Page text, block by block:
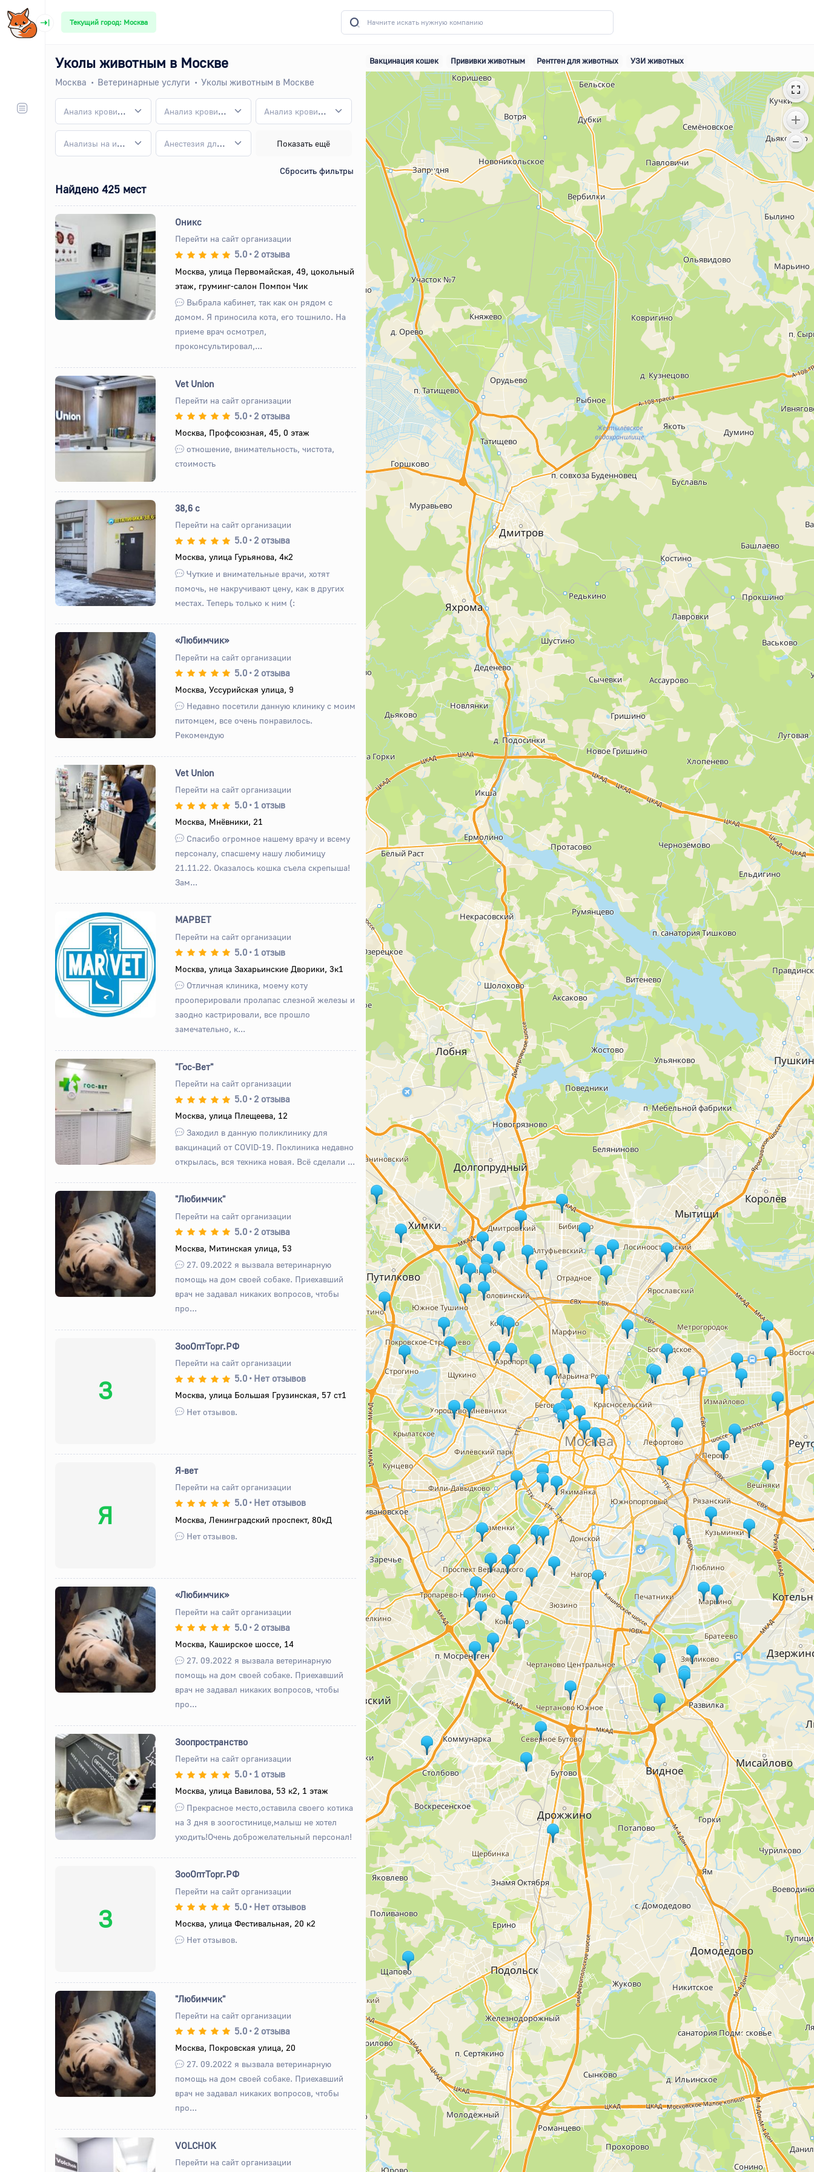
Текущий город: Москва
Уколы животным в Москве
Москва Ветеринарные услуги Уколы животным в Москве
Анализ крови животным Анализ крови у кошек Анализ крови у собак
Анализы на инфекционные заболевания у животных Анестезия для животных Показать ещё
Сбросить фильтры
Найдено 425 мест
Назад Вперед
Оникс
Перейти на сайт организации
5.0 • 2 отзыва
Москва, улица Первомайская, 49, цокольный
этаж, груминг-салон Помпон Чик
Выбрала кабинет, так как он рядом с
домом. Я приносила кота, его тошнило. На
приеме врач осмотрел,
проконсультировал,...
Назад
Vet Union
Перейти на сайт организации
5.0 • 2 отзыва
Москва, Профсоюзная, 45, 0 этаж
отношение, внимательность, чистота,
стоимость
Назад Вперед
38,6 с
Перейти на сайт организации
5.0 • 2 отзыва
Москва, улица Гурьянова, 4к2
Чуткие и внимательные врачи, хотят
помочь, не накручивают цену, как в других
местах. Теперь только к ним (:
Назад Вперед
«Любимчик»
Перейти на сайт организации
5.0 • 2 отзыва
Москва, Уссурийская улица, 9
Недавно посетили данную клинику с моим
питомцем, все очень понравилось.
Рекомендую
Назад Вперед
Vet Union
Перейти на сайт организации
5.0 • 1 отзыв
Москва, Мнёвники, 21
Спасибо огромное нашему врачу и всему
персоналу, спасшему нашу любимицу
21.11.22. Оказалось кошка съела скрепыша!
Зам...
Назад Вперед
МАРВЕТ
Перейти на сайт организации
5.0 • 1 отзыв
Москва, улица Захарьинские Дворики, 3к1
Отличная клиника, моему коту
прооперировали пролапас слезной железы и
заодно кастрировали, все прошло
замечательно, к...
Назад Вперед
"Гос-Вет"
Перейти на сайт организации
5.0 • 2 отзыва
Москва, улица Плещеева, 12
Заходил в данную поликлинику для
вакцинаций от COVID-19. Поклиника недавно
открылась, вся техника новая. Всё сделали ...
Назад Вперед
"Любимчик"
Перейти на сайт организации
5.0 • 2 отзыва
Москва, Митинская улица, 53
27. 09.2022 я вызвала ветеринарную
помощь на дом своей собаке. Приехавший
врач не задавал никаких вопросов, чтобы
про...
З
ЗооОптТорг.РФ
Перейти на сайт организации
5.0 • Нет отзывов
Москва, улица Большая Грузинская, 57 ст1
Нет отзывов.
Я
Я-вет
Перейти на сайт организации
5.0 • Нет отзывов
Москва, Ленинградский проспект, 80кД
Нет отзывов.
Назад Вперед
«Любимчик»
Перейти на сайт организации
5.0 • 2 отзыва
Москва, Каширское шоссе, 14
27. 09.2022 я вызвала ветеринарную
помощь на дом своей собаке. Приехавший
врач не задавал никаких вопросов, чтобы
про...
Назад Вперед
Зоопространство
Перейти на сайт организации
5.0 • 1 отзыв
Москва, улица Вавилова, 53 к2, 1 этаж
Прекрасное место,оставила своего котика
на 3 дня в зоогостинице,малыш не хотел
уходить!Очень доброжелательный персонал!
З
ЗооОптТорг.РФ
Перейти на сайт организации
5.0 • Нет отзывов
Москва, улица Фестивальная, 20 к2
Нет отзывов.
Назад Вперед
"Любимчик"
Перейти на сайт организации
5.0 • 2 отзыва
Москва, Покровская улица, 20
27. 09.2022 я вызвала ветеринарную
помощь на дом своей собаке. Приехавший
врач не задавал никаких вопросов, чтобы
про...
VOLCHOK
Перейти на сайт организации
Вакцинация кошек Прививки животным Рентген для животных УЗИ животных